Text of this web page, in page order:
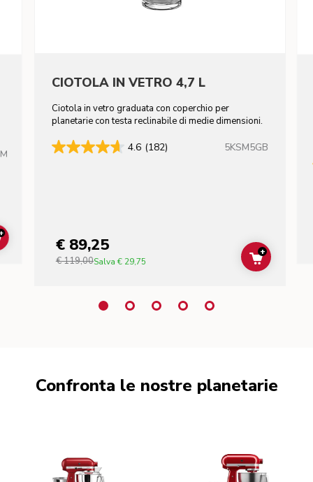
ADD TO CART
CIOTOLA IN VETRO 4,7 L
Ciotola in vetro graduata con coperchio per
planetarie con testa reclinabile di medie dimensioni.
4.6 (182) 5KSM5GB
€ 89,25
€ 119,00Salva € 29,75 ADD TO
+
Confronta le nostre planetarie